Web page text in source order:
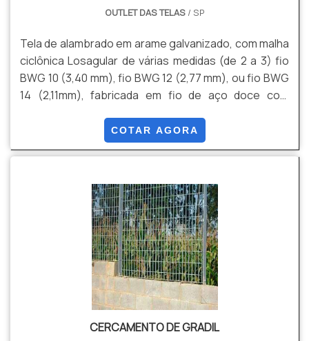
OUTLET DAS TELAS/ SP
Tela de alambrado em arame galvanizado, com malha
ciclônica Losagular de várias medidas (de 2 a 3) fio
BWG 10 (3,40 mm), fio BWG 12 (2,77 mm), ou fio BWG
14 (2,11mm), fabricada em fio de aço doce com
acordo com a NBR 5589, galvanizado por imersão em
banho de zinco antes de tecer a malha, com uma
NBR 6331, com acabamento lateral de pontas
COTAR AGORA
CERCAMENTO DE GRADIL